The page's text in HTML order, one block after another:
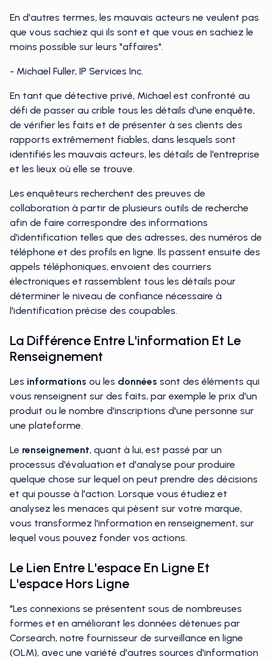
En d'autres termes, les mauvais acteurs ne veulent pas
que vous sachiez qui ils sont et que vous en sachiez le
moins possible sur leurs "affaires".
- Michael Fuller, IP Services Inc.
En tant que détective privé, Michael est confronté au
défi de passer au crible tous les détails d'une enquête,
de vérifier les faits et de présenter à ses clients des
rapports extrêmement fiables, dans lesquels sont
identifiés les mauvais acteurs, les détails de l'entreprise
et les lieux où elle se trouve.
Les enquêteurs recherchent des preuves de
collaboration à partir de plusieurs outils de recherche
afin de faire correspondre des informations
d'identification telles que des adresses, des numéros de
téléphone et des profils en ligne. Ils passent ensuite des
appels téléphoniques, envoient des courriers
électroniques et rassemblent tous les détails pour
déterminer le niveau de confiance nécessaire à
l'identification précise des coupables.
La Différence Entre L'information Et Le
Renseignement
Les informations ou les données sont des éléments qui
vous renseignent sur des faits, par exemple le prix d'un
produit ou le nombre d'inscriptions d'une personne sur
une plateforme.
Le renseignement, quant à lui, est passé par un
processus d'évaluation et d'analyse pour produire
quelque chose sur lequel on peut prendre des décisions
et qui pousse à l'action. Lorsque vous étudiez et
analysez les menaces qui pèsent sur votre marque,
vous transformez l'information en renseignement, sur
lequel vous pouvez fonder vos actions.
Le Lien Entre L'espace En Ligne Et
L'espace Hors Ligne
"Les connexions se présentent sous de nombreuses
formes et en améliorant les données détenues par
Corsearch, notre fournisseur de surveillance en ligne
(OLM), avec une variété d'autres sources d'information